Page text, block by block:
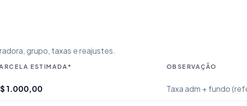
grupo, taxas e reajustes.
ESTIMADA* OBSERVAÇÃO
1.000,00 Taxa adm + fundo